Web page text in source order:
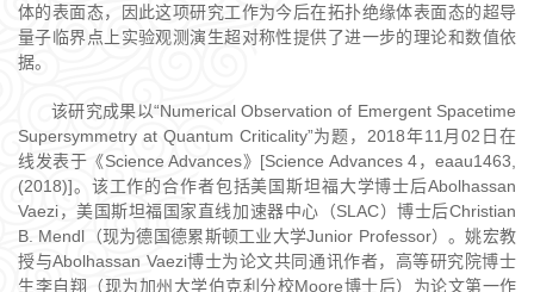
体的表面态，因此这项研究工作为今后在拓扑绝缘体表面态的超导
量子临界点上实验观测演生超对称性提供了进一步的理论和数值依
据。
该研究成果以“Numerical Observation of Emergent Spacetime
Supersymmetry at Quantum Criticality”为题，2018年11月02日在
线发表于《Science Advances》[Science Advances 4，eaau1463,
(2018)]。该工作的合作者包括美国斯坦福大学博士后Abolhassan
Vaezi，美国斯坦福国家直线加速器中心（SLAC）博士后Christian
B. Mendl（现为德国德累斯顿工业大学Junior Professor）。姚宏教
授与Abolhassan Vaezi博士为论文共同通讯作者，高等研究院博士
生李自翔（现为加州大学伯克利分校Moore博士后）为论文第一作